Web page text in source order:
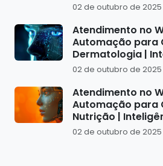
02 de outubro de 2025
Atendimento no
Automação para
Dermatologia |
02 de outubro de 2025
Atendimento no
Automação para
Nutrição |
02 de outubro de 2025